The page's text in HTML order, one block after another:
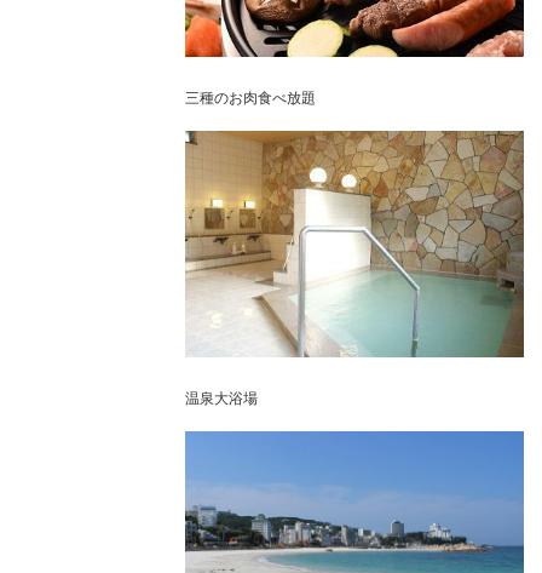
三種のお肉食べ放題
温泉大浴場